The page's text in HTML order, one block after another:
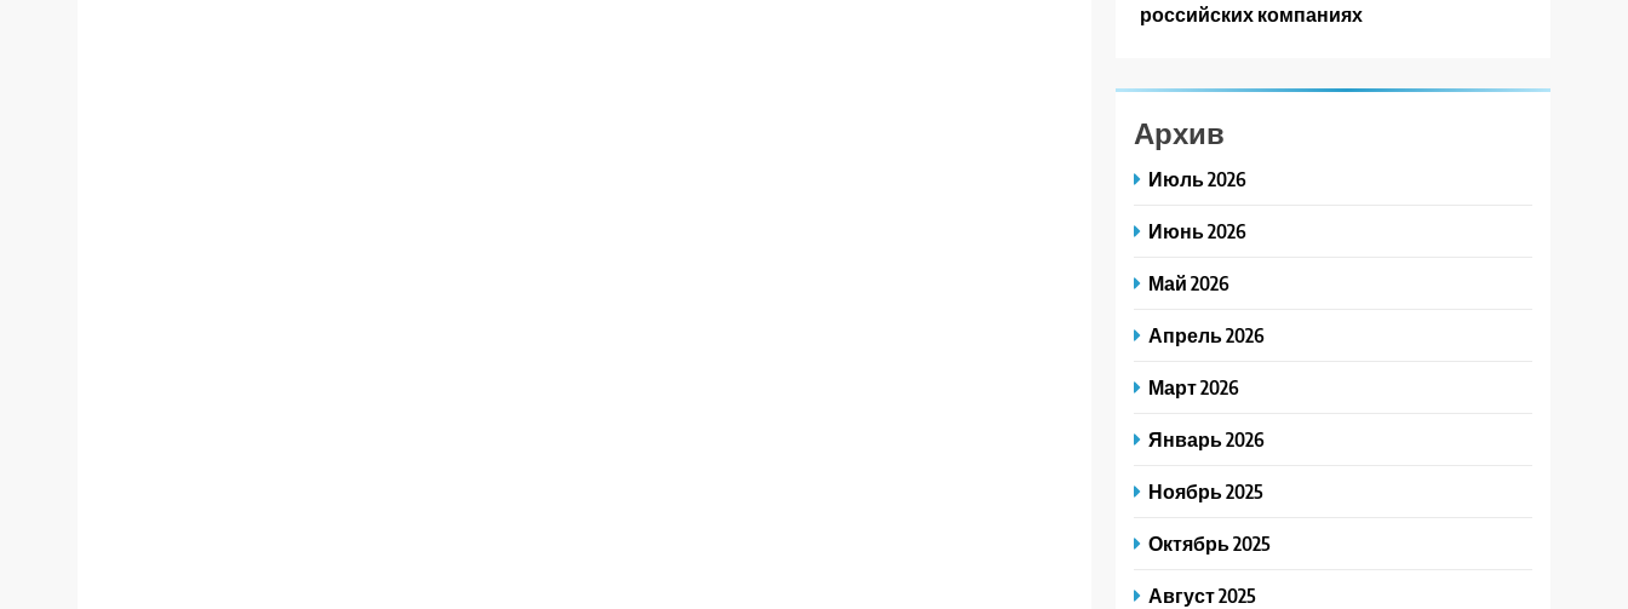
российских компаниях
Архив
Июль 2026
Июнь 2026
Май 2026
Апрель 2026
Март 2026
Январь 2026
Ноябрь 2025
Октябрь 2025
Август 2025